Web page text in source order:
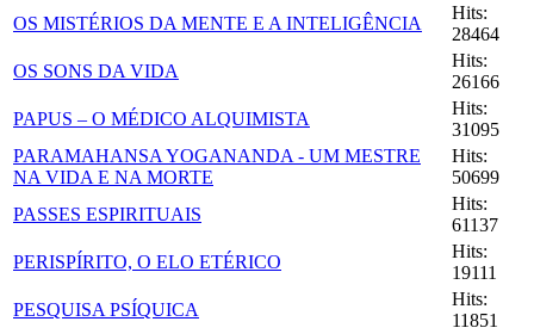
OS MISTÉRIOS DA MENTE E A INTELIGÊNCIA
Hits:
28464
OS SONS DA VIDA
Hits:
26166
PAPUS – O MÉDICO ALQUIMISTA
Hits:
31095
PARAMAHANSA YOGANANDA - UM MESTRE
NA VIDA E NA MORTE
Hits:
50699
PASSES ESPIRITUAIS
Hits:
61137
PERISPÍRITO, O ELO ETÉRICO
Hits:
19111
PESQUISA PSÍQUICA
Hits:
11851